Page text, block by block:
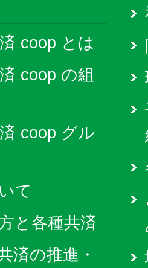
coop とは
coop の組
coop グル
て
と各種共済
済の推進・